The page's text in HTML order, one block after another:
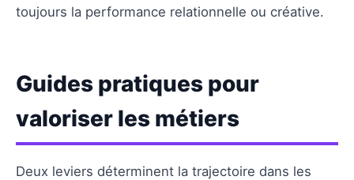
toujours la performance relationnelle ou créative.
Guides pratiques pour
valoriser les métiers
Deux leviers déterminent la trajectoire dans les